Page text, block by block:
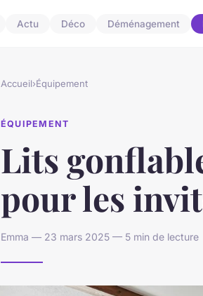
Actu Déco Déménagement
Accueil›Équipement
ÉQUIPEMENT
Lits
pour les
Emma — 23 mars 2025 — 5 min de lecture